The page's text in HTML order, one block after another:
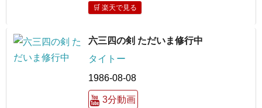
🛒 楽天で見る
六三四の剣 ただいま修行中
タイトー
1986-08-08
3分動画